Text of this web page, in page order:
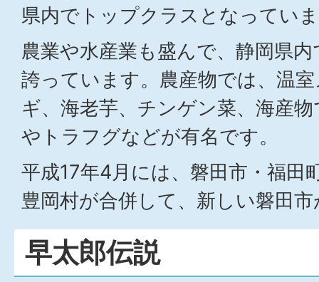
県内でトップクラスとなってい
農業や水産業も盛んで、静岡県
誇っています。農産物では、温
ギ、海老芋、チンゲン菜、海産
やトラフグなどが有名です。
平成17年4月には、磐田市・福田
豊岡村が合併して、新しい磐田
早太郎伝説